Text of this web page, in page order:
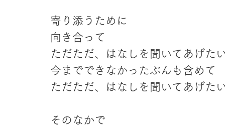
寄り添うために
向き合って
ただただ、はなしを聞いてあげたい
今までできなかったぶんも含めて
ただただ、はなしを聞いてあげたい
そのなかで